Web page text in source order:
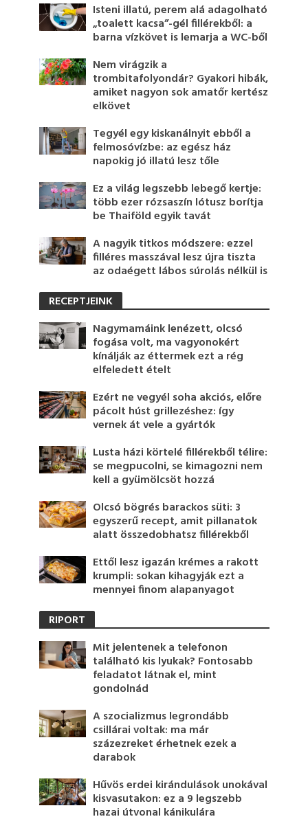
Isteni illatú, perem alá adagolható
„toalett kacsa”-gél fillérekből: a
barna vízkövet is lemarja a WC-ből
Nem virágzik a
trombitafolyondár? Gyakori hibák,
amiket nagyon sok amatőr kertész
elkövet
Tegyél egy kiskanálnyit ebből a
felmosóvízbe: az egész ház
napokig jó illatú lesz tőle
Ez a világ legszebb lebegő kertje:
több ezer rózsaszín lótusz borítja
be Thaiföld egyik tavát
A nagyik titkos módszere: ezzel
filléres masszával lesz újra tiszta
az odaégett lábos súrolás nélkül is
RECEPTJEINK
Nagymamáink lenézett, olcsó
fogása volt, ma vagyonokért
kínálják az éttermek ezt a rég
elfeledett ételt
Ezért ne vegyél soha akciós, előre
pácolt húst grillezéshez: így
vernek át vele a gyártók
Lusta házi körtelé fillérekből télire:
se megpucolni, se kimagozni nem
kell a gyümölcsöt hozzá
Olcsó bögrés barackos süti: 3
egyszerű recept, amit pillanatok
alatt összedobhatsz fillérekből
Ettől lesz igazán krémes a rakott
krumpli: sokan kihagyják ezt a
mennyei finom alapanyagot
RIPORT
Mit jelentenek a telefonon
található kis lyukak? Fontosabb
feladatot látnak el, mint
gondolnád
A szocializmus legrondább
csillárai voltak: ma már
százezreket érhetnek ezek a
darabok
Hűvös erdei kirándulások unokával
kisvasutakon: ez a 9 legszebb
hazai útvonal kánikulára